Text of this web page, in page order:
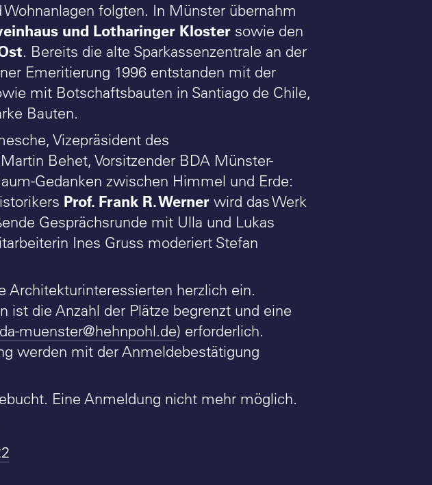
folgten. In Münster übernahm
und Lotharinger Kloster sowie den
. Bereits die alte Sparkassenzentrale an der
Emeritierung 1996 entstanden mit der
mit Botschaftsbauten in Santiago de Chile,
Bauten.
Vizepräsident des
Behet, Vorsitzender BDA Münster-
Gedanken zwischen Himmel und Erde:
Prof. Frank R. Werner wird das Werk
Gesprächsrunde mit Ulla und Lukas
Ines Gruss moderiert Stefan
Architekturinteressierten herzlich ein.
ist die Anzahl der Plätze begrenzt und eine
muenster@hehnpohl.de) erforderlich.
werden mit der Anmeldebestätigung
Eine Anmeldung nicht mehr möglich.